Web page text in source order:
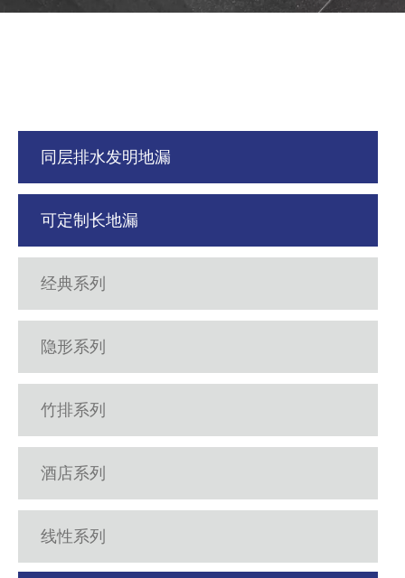
同层排水发明地漏
可定制长地漏
经典系列
隐形系列
竹排系列
酒店系列
线性系列